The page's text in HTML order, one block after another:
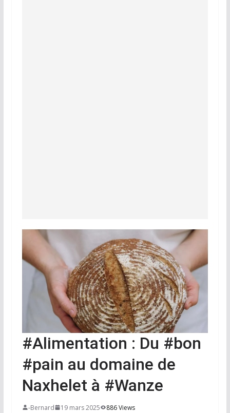
#Alimentation : Du #bon
#pain au domaine de
Naxhelet à #Wanze
-Bernard 19 mars 2025
886 Views